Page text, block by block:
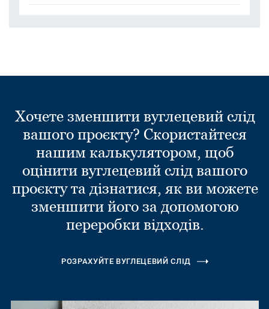
Хочете зменшити вуглецевий слід
вашого проєкту? Скористайтеся
нашим калькулятором, щоб
оцінити вуглецевий слід вашого
проєкту та дізнатися, як ви можете
зменшити його за допомогою
переробки відходів.
РОЗРАХУЙТЕ ВУГЛЕЦЕВИЙ СЛІД